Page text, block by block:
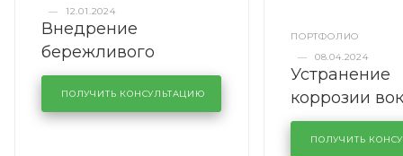
—
12.01.2024
Внедрение
бережливого
производства в
кузовном сервисе
KUTUZOVV
ПОЛУЧИТЬ КОНСУЛЬТАЦИЮ
ПОРТФОЛИО
—
08.04.2024
Устранение
коррозии
лобового
районе
ПОЛУЧИТЬ